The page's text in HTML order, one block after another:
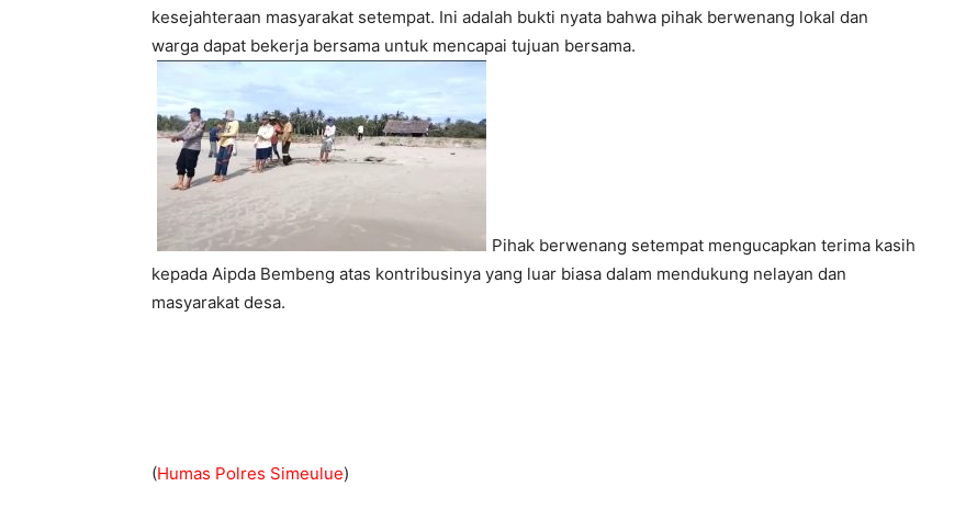
kesejahteraan masyarakat setempat. Ini adalah bukti nyata bahwa pihak berwenang lokal dan
warga dapat bekerja bersama untuk mencapai tujuan bersama.
Pihak berwenang setempat mengucapkan terima kasih
kepada Aipda Bembeng atas kontribusinya yang luar biasa dalam mendukung nelayan dan
masyarakat desa.
(Humas Polres Simeulue)